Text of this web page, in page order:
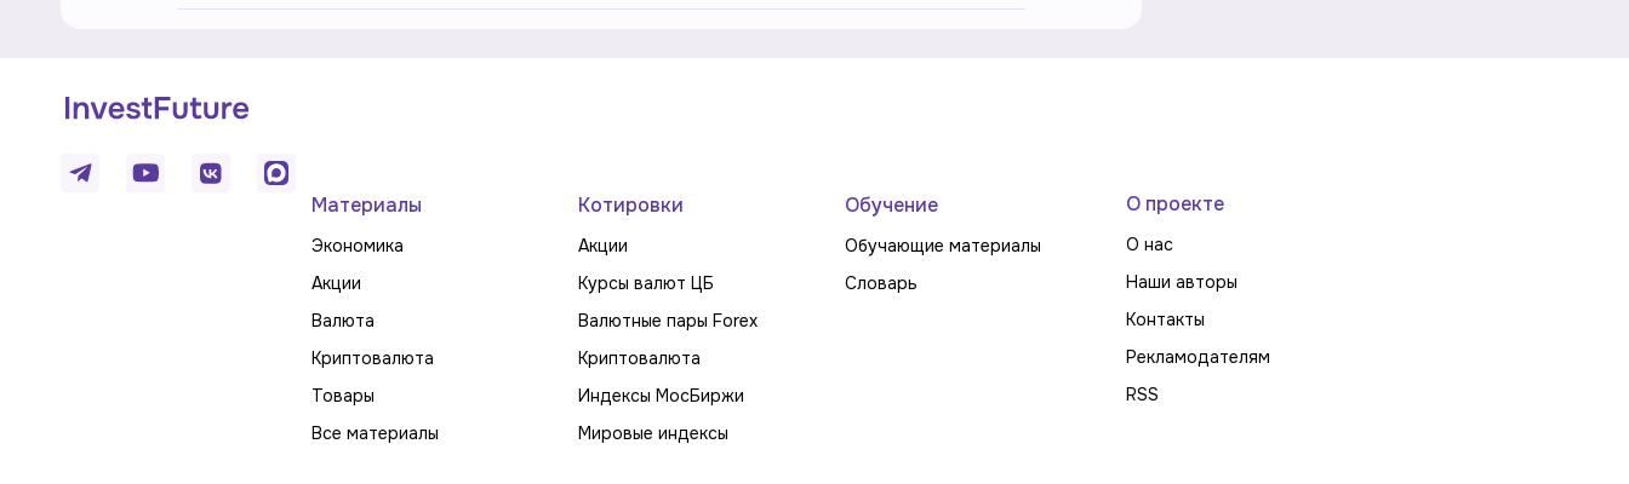
Материалы
Экономика
Акции
Валюта
Криптовалюта
Товары
Все материалы
Котировки
Акции
Курсы валют ЦБ
Валютные пары Forex
Криптовалюта
Индексы МосБиржи
Мировые индексы
Обучение
Обучающие материалы
Словарь
О проекте
О нас
Наши авторы
Контакты
Рекламодателям
RSS